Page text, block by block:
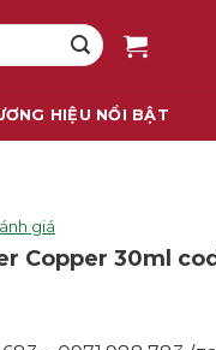
HIỆU NỔI BẬT
giá
Copper 30ml